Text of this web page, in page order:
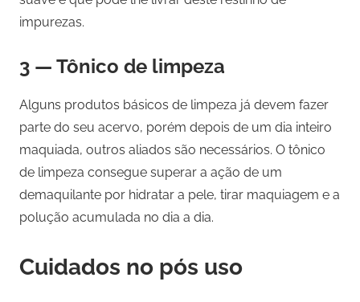
impurezas.
3 — Tônico de limpeza
Alguns produtos básicos de limpeza já devem fazer
parte do seu acervo, porém depois de um dia inteiro
maquiada, outros aliados são necessários. O tônico
de limpeza consegue superar a ação de um
demaquilante por hidratar a pele, tirar maquiagem e a
polução acumulada no dia a dia.
Cuidados no pós uso